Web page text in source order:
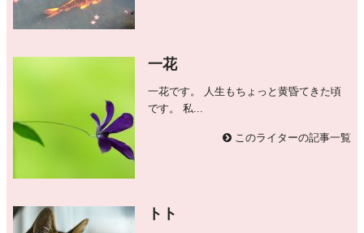
一花
一花です。 人生もちょっと黄昏てきた頃
です。 私...
このライターの記事一覧
トト